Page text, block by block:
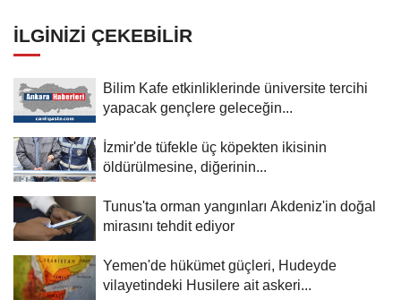
İLGINIZI ÇEKEBILIR
Bilim Kafe etkinliklerinde üniversite tercihi
yapacak gençlere geleceğin...
İzmir'de tüfekle üç köpekten ikisinin
öldürülmesine, diğerinin...
Tunus'ta orman yangınları Akdeniz'in doğal
mirasını tehdit ediyor
Yemen'de hükümet güçleri, Hudeyde
vilayetindeki Husilere ait askeri...